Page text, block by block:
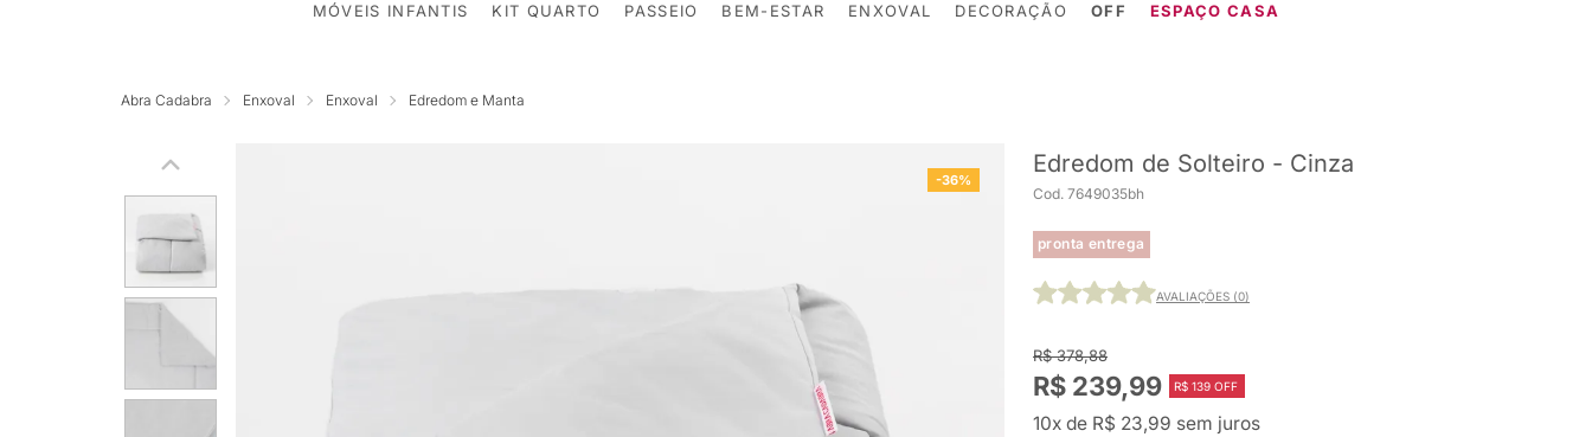
MÓVEIS INFANTIS KIT QUARTO PASSEIO BEM-ESTAR ENXOVAL DECORAÇÃO OFF ESPAÇO CASA
Abra Cadabra Enxoval Enxoval Edredom e Manta
-36%
Edredom de Solteiro - Cinza
Cod. 7649035bh
pronta entrega
AVALIAÇÕES (0)
R$ 378,88
R$ 239,99 R$ 139 OFF
10x de R$ 23,99 sem juros